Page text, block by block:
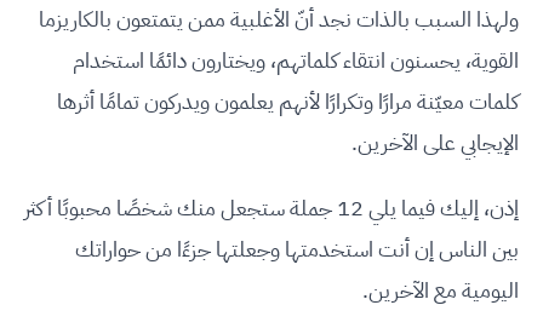
ولهذا السبب بالذات نجد أنّ الأغلبية ممن يتمتعون بالكاريزما
القوية، يحسنون انتقاء كلماتهم، ويختارون دائمًا استخدام
كلمات معيّنة مرارًا وتكرارًا لأنهم يعلمون ويدركون تمامًا أثرها
الإيجابي على الآخرين.
إذن، إليك فيما يلي 12 جملة ستجعل منك شخصًا محبوبًا أكثر
بين الناس إن أنت استخدمتها وجعلتها جزءًا من حواراتك
اليومية مع الآخرين.